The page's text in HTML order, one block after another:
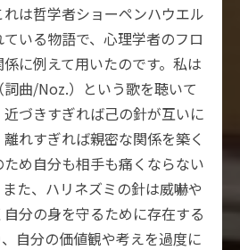
は哲学者ショーペンハウエル
いる物語で、心理学者のフロ
に例えて用いたのです。私は
詞曲/Noz.）という歌を聴いて
づきすぎれば己の針が互いに
れすぎれば親密な関係を築く
め自分も相手も痛くならない
た、ハリネズミの針は威嚇や
分の身を守るために存在する
自分の価値観や考えを過度に